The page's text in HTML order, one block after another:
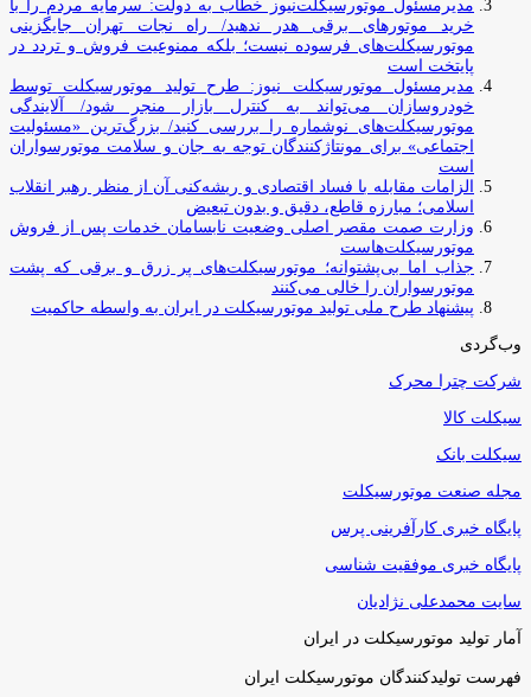
مدیرمسئول موتورسیکلت‌نیوز خطاب به دولت: سرمایه مردم را با
خرید موتورهای برقی هدر ندهید/ راه نجات تهران جایگزینی
موتورسیکلت‌های فرسوده نیست؛ بلکه ممنوعیت فروش و تردد در
پایتخت است
مدیرمسئول موتورسیکلت نیوز: طرح تولید موتورسیکلت توسط
خودروسازان می‌تواند به کنترل بازار منجر شود/ آلایندگی
موتورسیکلت‌های نوشماره را بررسی کنید/ بزرگ‌ترین «مسئولیت
اجتماعی» برای مونتاژکنندگان توجه به جان و سلامت موتورسواران
است
الزامات مقابله با فساد اقتصادی و ریشه‌کنی آن از منظر رهبر انقلاب
اسلامی؛ مبارزه قاطع، دقیق و بدون تبعیض
وزارت صمت مقصر اصلی وضعیت نابسامان خدمات پس از فروش
موتورسیکلت‌هاست
جذاب اما بی‌پشتوانه؛ موتورسیکلت‌های پر زرق‌ و برقی که پشت
موتورسواران را خالی می‌کنند
پیشنهاد طرح ملی تولید موتورسیکلت در ایران به واسطه حاکمیت
وب‌گردی
شرکت چترا محرک
سیکلت کالا
سیکلت بانک
مجله صنعت موتورسیکلت
پایگاه خبری کارآفرینی پرس
پایگاه خبری موفقیت شناسی
سایت محمدعلی نژادیان
آمار تولید موتورسیکلت در ایران
فهرست تولیدکنندگان موتورسیکلت ایران